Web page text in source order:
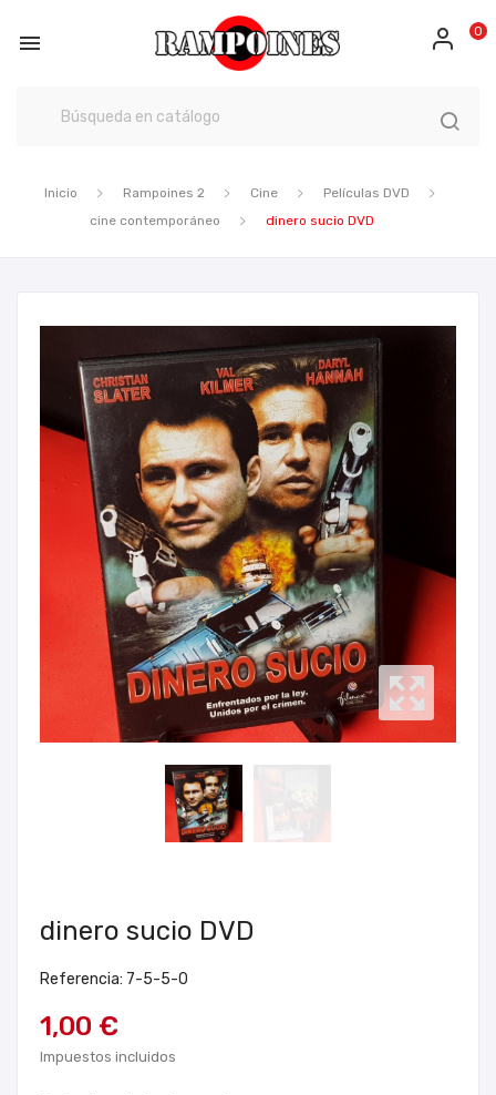
 0
Inicio Rampoines 2 Cine
Películas DVD
cine contemporáneo
dinero sucio DVD
dinero sucio DVD
Referencia: 7-5-5-0
1,00 €
Impuestos incluidos